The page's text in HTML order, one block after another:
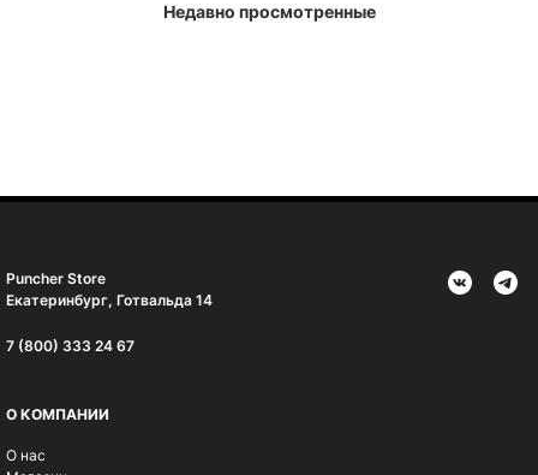
Недавно просмотренные
Puncher Store
Екатеринбург, Готвальда 14
7 (800) 333 24 67
О КОМПАНИИ
О нас